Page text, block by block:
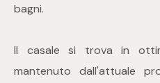
bagni.
Il casale si trova in
mantenuto dall'attuale
Totale